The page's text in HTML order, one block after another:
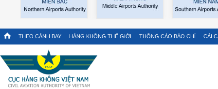
THEO CÁNH BAY HÀNG KHÔNG THẾ GIỚI THÔNG CÁO BÁO CHÍ CẢI